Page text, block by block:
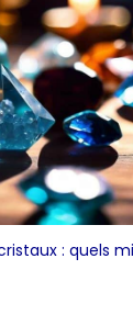
: quels